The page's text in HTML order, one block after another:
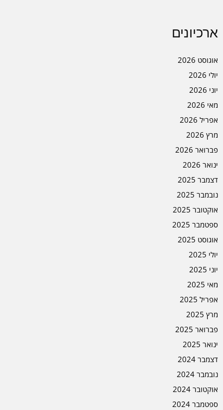
ארכיונים
אוגוסט 2026
יולי 2026
יוני 2026
מאי 2026
אפריל 2026
מרץ 2026
פברואר 2026
ינואר 2026
דצמבר 2025
נובמבר 2025
אוקטובר 2025
ספטמבר 2025
אוגוסט 2025
יולי 2025
יוני 2025
מאי 2025
אפריל 2025
מרץ 2025
פברואר 2025
ינואר 2025
דצמבר 2024
נובמבר 2024
אוקטובר 2024
ספטמבר 2024